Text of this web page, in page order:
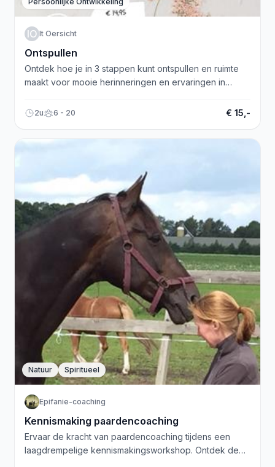
IO It Oersicht
Ontspullen
Ontdek hoe je in 3 stappen kunt ontspullen en ruimte
maakt voor mooie herinneringen en ervaringen in
2u 6 - 20 € 15,-
Natuur Spiritueel
Epifanie-coaching
Kennismaking paardencoaching
Ervaar de kracht van paardencoaching tijdens een
laagdrempelige kennismakingsworkshop. Ontdek de